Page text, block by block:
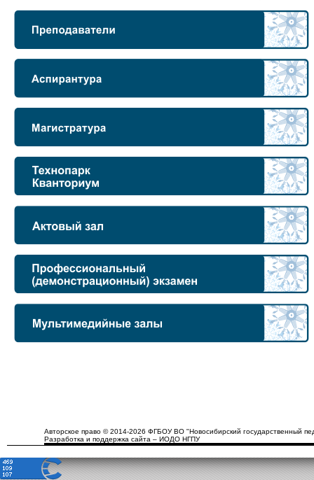
Авторское право © 2014-2026 ФГБОУ ВО "Новосибирский государственный
Разработка и поддержка сайта – ИОДО НГПУ